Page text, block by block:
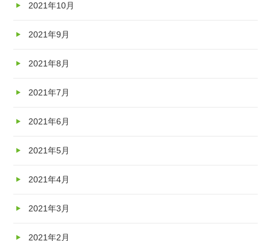
2021年10月
2021年9月
2021年8月
2021年7月
2021年6月
2021年5月
2021年4月
2021年3月
2021年2月